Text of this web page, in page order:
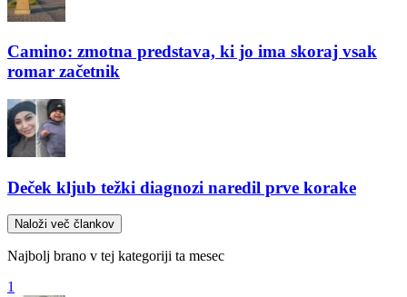
Camino: zmotna predstava, ki jo ima skoraj vsak
romar začetnik
Deček kljub težki diagnozi naredil prve korake
Naloži več člankov
Najbolj brano v tej kategoriji ta mesec
1